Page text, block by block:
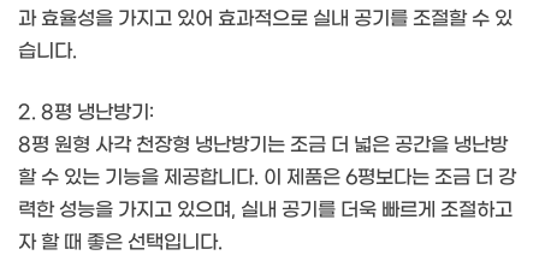
과 효율성을 가지고 있어 효과적으로 실내 공기를 조절할 수 있
습니다.
2. 8평 냉난방기:
8평 원형 사각 천장형 냉난방기는 조금 더 넓은 공간을 냉난방
할 수 있는 기능을 제공합니다. 이 제품은 6평보다는 조금 더 강
력한 성능을 가지고 있으며, 실내 공기를 더욱 빠르게 조절하고
자 할 때 좋은 선택입니다.